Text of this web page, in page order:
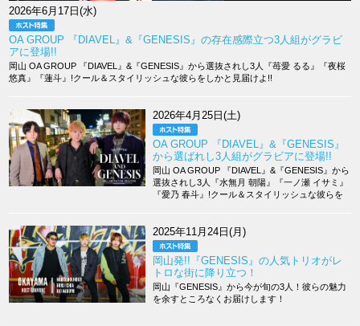
2026年6月17日(水)
OA GROUP 『DIAVEL』&『GENESIS』の存在感際立つ3人組がグラビ
アに登場!!
岡山 OA GROUP 『DIAVEL』&『GENESIS』から選抜されし3人『苺愛 るる』『夜桜
悠真』『蓮斗』!クール＆スタイリッシュな彼らをしかと見届けよ!!
2026年4月25日(土)
OA GROUP 『DIAVEL』&『GENESIS』
から選ばれし3人組がグラビアに登場!!
岡山 OA GROUP 『DIAVEL』&『GENESIS』から
選抜されし3人『水無月 朝陽』『一ノ瀬 イサミ』
『愛乃 春斗』!クール＆スタイリッシュな彼らを
2025年11月24日(月)
岡山発!!『GENESIS』の人気トリオがレ
トロな街に降り立つ！
岡山『GENESIS』から今が旬の3人！彼らの魅力
を余すところなくお届けします！